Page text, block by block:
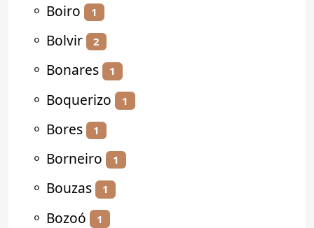
⚬ Boiro 1
⚬ Bolvir 2
⚬ Bonares 1
⚬ Boquerizo 1
⚬ Bores 1
⚬ Borneiro 1
⚬ Bouzas 1
⚬ Bozoó 1